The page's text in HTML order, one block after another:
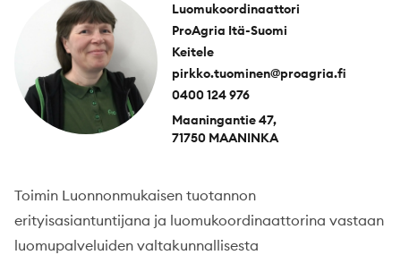
Luomukoordinaattori
ProAgria Itä-Suomi
Keitele
pirkko.tuominen@proagria.fi
0400 124 976
Maaningantie 47,
71750 MAANINKA
Toimin Luonnonmukaisen tuotannon
erityisasiantuntijana ja luomukoordinaattorina vastaan
luomupalveluiden valtakunnallisesta